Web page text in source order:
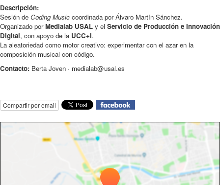
Descripción:
Sesión de Coding Music coordinada por Álvaro Martín Sánchez.
Organizado porMedialab USAL y el Servicio de Producción e Innovación
Digital, con apoyo de la UCC+i.
La aleatoriedad como motor creativo: experimentar con el azar en la
composición musical con código.
Contacto: Berta Joven · medialab@usal.es
Compartir por email